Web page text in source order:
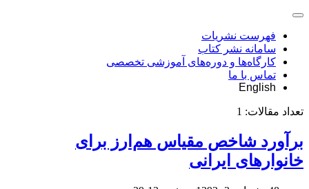
فهرست نشریات
سامانه نشر کتاب
کارگاه‌ها و دوره‌های آموزشی تخصصی
تماس با ما
English
تعداد مقالات: 1
برآورد شاخص مقیاس هم‌ارز برای
خانوارهای ایرانی